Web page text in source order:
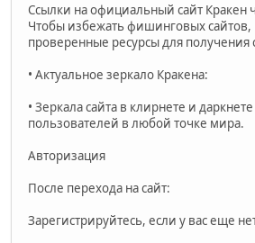
Ссылки на официальный сайт Кракен
Чтобы избежать фишинговых сайтов,
проверенные ресурсы для получения
• Актуальное зеркало Кракена:
• Зеркала сайта в клирнете и
пользователей в любой точке мира.
Авторизация
После перехода на сайт:
Зарегистрируйтесь, если у вас еще